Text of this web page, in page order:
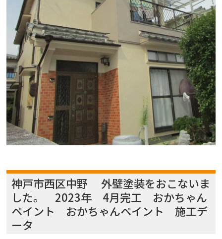
神戸市西区中野 外壁塗装をおこないま
した。 2023年 4月完工 おかちゃん
ペイント おかちゃんペイント 施工デ
ータ